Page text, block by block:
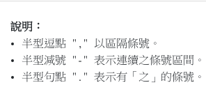
說明：
半型逗點 "," 以區隔條號。
半型減號 "-" 表示連續之條號區間。
半型句點 "." 表示有「之」的條號。